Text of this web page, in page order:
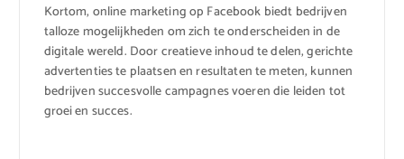
Kortom, online marketing op Facebook biedt bedrijven
talloze mogelijkheden om zich te onderscheiden in de
digitale wereld. Door creatieve inhoud te delen, gerichte
advertenties te plaatsen en resultaten te meten, kunnen
bedrijven succesvolle campagnes voeren die leiden tot
groei en succes.